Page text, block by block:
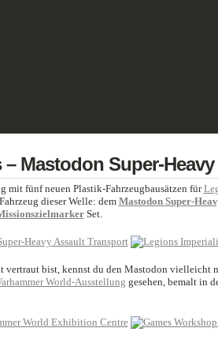
Mastodon Super-
mit fünf neuen Plastik-Fahrzeugbausätzen für
dieser Welle: demMastodon Super-
Set.
vertraut bist, kennst du den Mastodon vielleicht
World-Ausstellung gesehen, bemalt in